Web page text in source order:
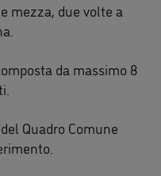
mezza, due volte a
da massimo 8
Quadro Comune